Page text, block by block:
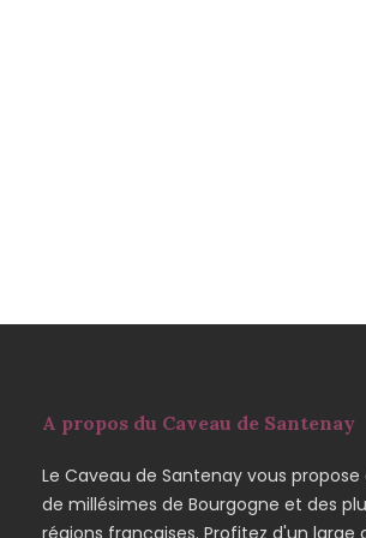
A propos du Caveau de Santenay
Le Caveau de Santenay vous propose
de millésimes de Bourgogne et des